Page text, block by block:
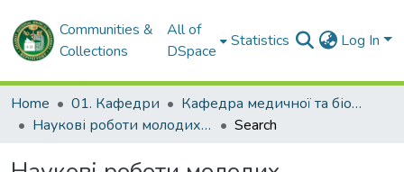
Communities &
Collections
All of
DSpace
Statistics Log In
Home 01. Кафедри
Кафедра медичної та біоорганічної хімії
Наукові роботи молодих дослідників. Кафедра медичної та біоорганічної хімії
Search